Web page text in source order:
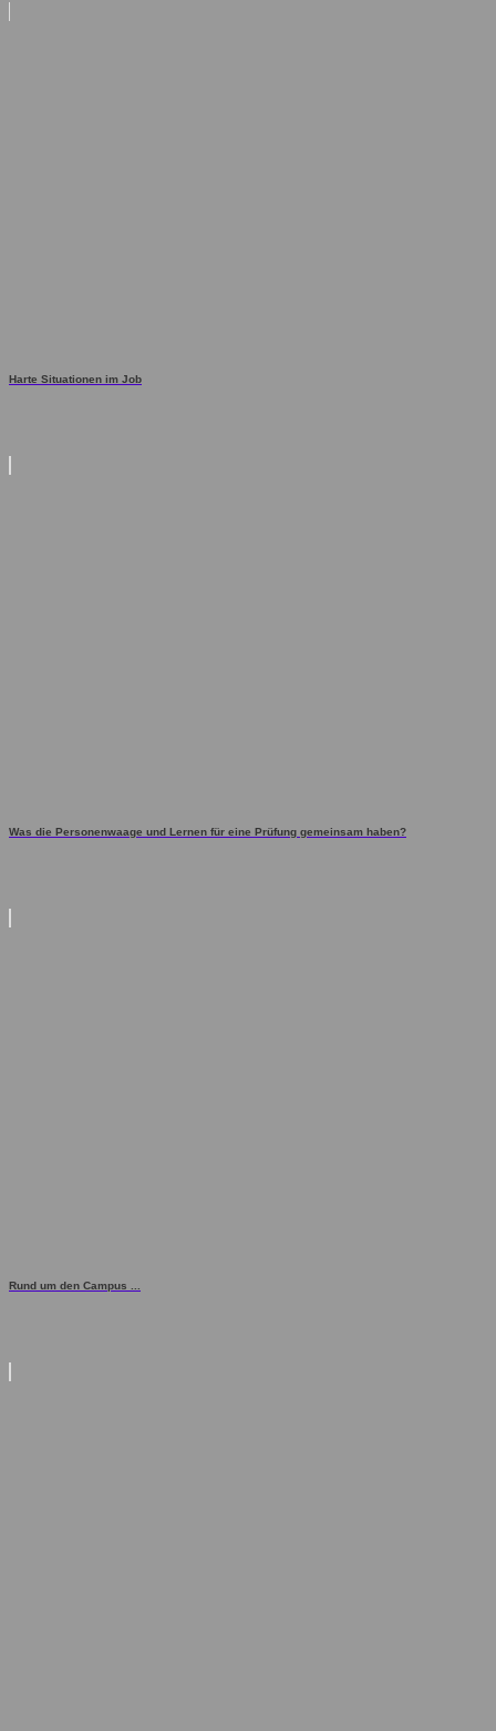
Harte Situationen im Job
Was die Personenwaage und Lernen für eine Prüfung gemeinsam haben?
Rund um den Campus ...